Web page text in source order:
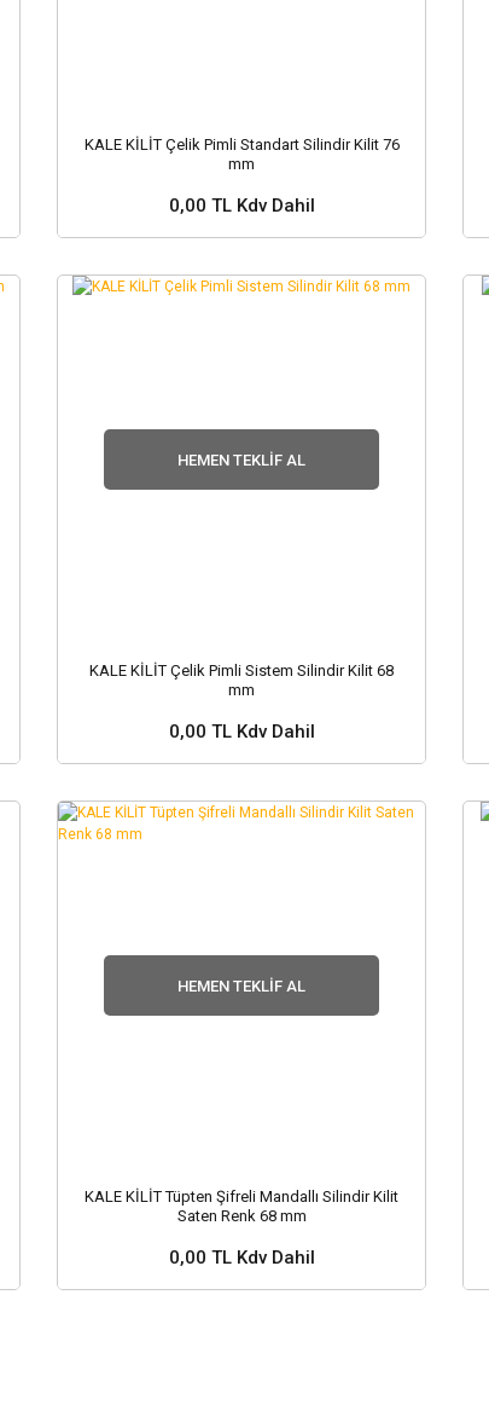
KALE KİLİT Çelik Pimli Standart Silindir Kilit 76
mm
0,00 TL Kdv Dahil
Stok ve Fiyat Sorunuz ?
HEMEN TEKLIF AL
KALE KİLİT Çelik Pimli Sistem Silindir Kilit 68
mm
0,00 TL Kdv Dahil
Stok ve Fiyat Sorunuz ?
HEMEN TEKLIF AL
KALE KİLİT Tüpten Şifreli Mandallı Silindir Kilit
Saten Renk 68 mm
0,00 TL Kdv Dahil